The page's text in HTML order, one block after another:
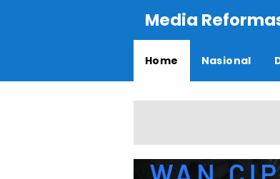
Media
Home Nasional